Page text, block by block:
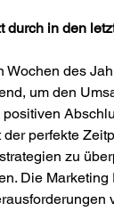
durch in den
Wochen des
um den
der perfekte
zu
Die Marketing